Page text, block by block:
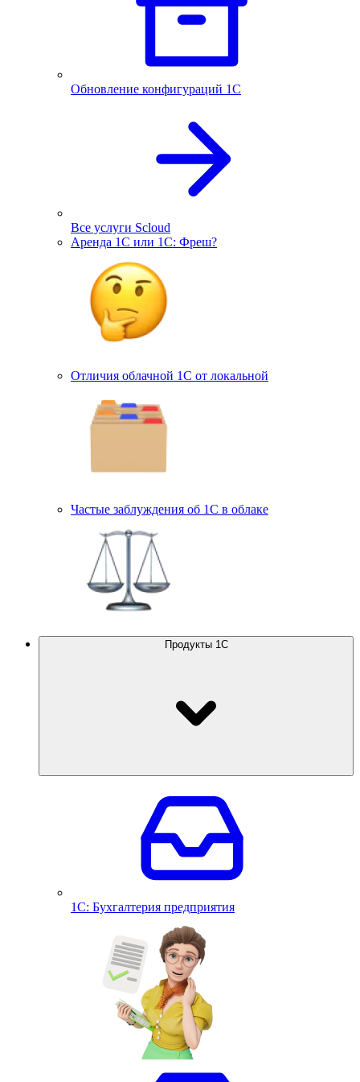
Обновление конфигураций 1С
Все услуги Scloud
Аренда 1С или 1С: Фреш?
Отличия облачной 1С от локальной
Частые заблуждения об 1С в облаке
Продукты 1С
1С: Бухгалтерия предприятия